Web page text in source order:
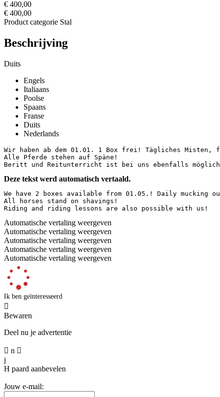
€ 400,00
€ 400,00
Product categorie Stal
Beschrijving
Duits
Engels
Italiaans
Poolse
Spaans
Franse
Duits
Nederlands
Wir haben ab dem 01.01. 1 Box frei! Tägliches Misten,
Alle Pferde stehen auf Späne!
Beritt und Reitunterricht ist bei uns ebenfalls
Deze tekst werd automatisch vertaald.
We have 2 boxes available from 01.05.! Daily mucking
All horses stand on shavings!
Riding and riding lessons are also possible with us!
Automatische vertaling weergeven
Automatische vertaling weergeven
Automatische vertaling weergeven
Automatische vertaling weergeven
Automatische vertaling weergeven
Ik ben geïnteresseerd

Bewaren
Deel nu je advertentie
 n 
j
H paard aanbevelen
Jouw e-mail: